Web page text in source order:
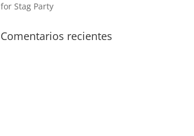
for Stag Party
Comentarios recientes